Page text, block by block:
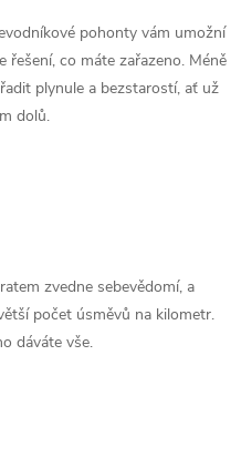
pohonty vám umožní
řešení, co máte zařazeno. Méně
plynule a bezstarostí, ať už
dolů.
zvedne sebevědomí, a
počet úsměvů na kilometr.
dáváte vše.